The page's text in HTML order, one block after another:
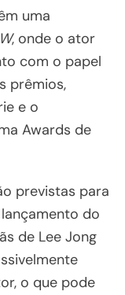
uma
W, onde o ator
com o papel
prêmios,
e o
Awards de
previstas para
do
de Lee Jong
o que pode